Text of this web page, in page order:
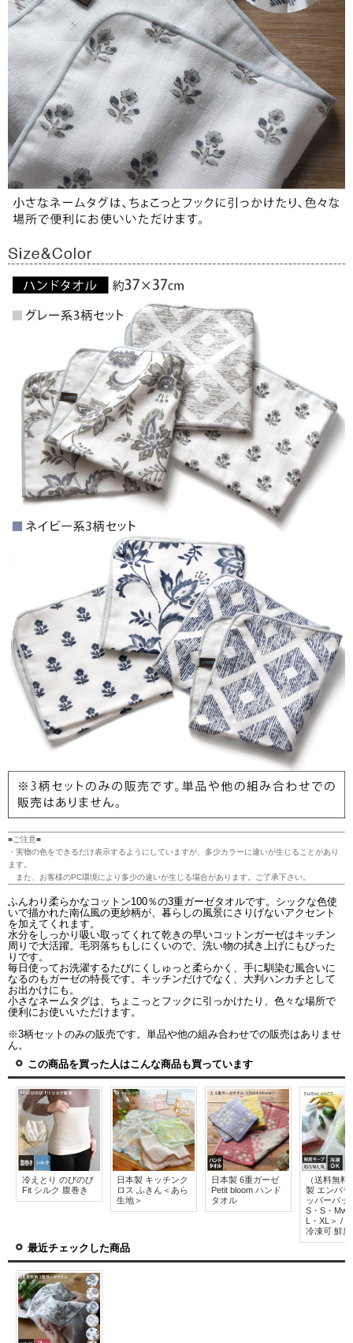
■ご注意■
・実物の色をできるだけ表示するようにしていますが、多少カラーに違いが生じることがあり
ます。
また、お客様のPC環境により多少の違いが生じる場合があります。ご了承下さい。
ふんわり柔らかなコットン100％の3重ガーゼタオルです。シックな色使
いで描かれた南仏風の更紗柄が、暮らしの風景にさりげないアクセント
を加えてくれます。
水分をしっかり吸い取ってくれて乾きの早いコットンガーゼはキッチン
周りで大活躍。毛羽落ちもしにくいので、洗い物の拭き上げにもぴった
りです。
毎日使ってお洗濯するたびにくしゅっと柔らかく、手に馴染む風合いに
なるのもガーゼの特長です。キッチンだけでなく、大判ハンカチとして
お出かけにも。
小さなネームタグは、ちょこっとフックに引っかけたり、色々な場所で
便利にお使いいただけます。
※3柄セットのみの販売です。単品や他の組み合わせでの販売はありませ
ん。
この商品を買った人はこんな商品も買っています
冷えとり のびのび
Fit シルク 腹巻き
日本製 キッチンク
ロス ふきん＜あら
生地＞
日本製 6重ガーゼ
Petit bloom ハンド
タオル
（送料無料
製 エンバ
ッパーバッ
S・S・
L・XL＞ /
冷凍可 鮮度
最近チェックした商品